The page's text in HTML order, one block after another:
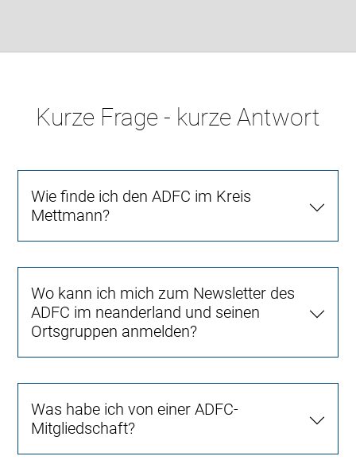
Kurze Frage - kurze Antwort
Wie finde ich den ADFC im Kreis
Mettmann?
Wo kann ich mich zum Newsletter des
ADFC im neanderland und seinen
Ortsgruppen anmelden?
Was habe ich von einer ADFC-
Mitgliedschaft?